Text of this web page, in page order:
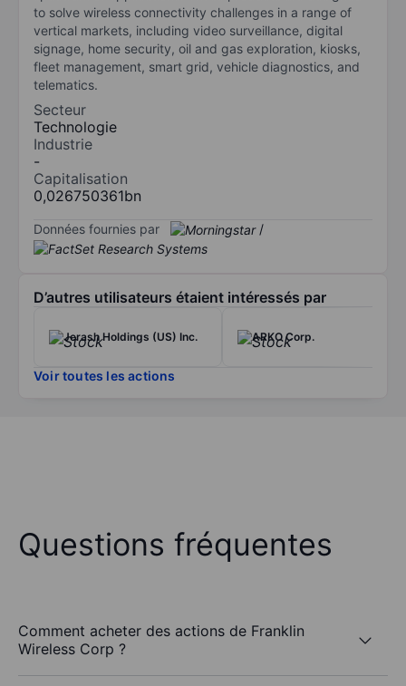
to solve wireless connectivity challenges in a range of
vertical markets, including video surveillance, digital
signage, home security, oil and gas exploration, kiosks,
fleet management, smart grid, vehicle diagnostics, and
telematics.
Secteur
Technologie
Industrie
-
Capitalisation
0,026750361bn
Données fournies par /
D’autres utilisateurs étaient intéressés par
Jerash Holdings (US) Inc. ARKO Corp.
Voir toutes les actions
Questions fréquentes
Comment acheter des actions de Franklin
Wireless Corp ?